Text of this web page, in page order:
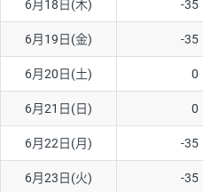
6月18日(木) -35
6月19日(金) -35
6月20日(土) 0
6月21日(日) 0
6月22日(月) -35
6月23日(火) -35